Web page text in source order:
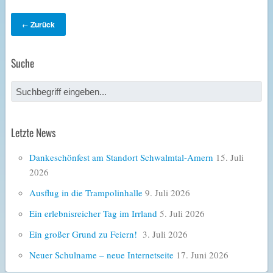
← Zurück
Suche
Letzte News
Dankeschönfest am Standort Schwalmtal-Amern 15. Juli
2026
Ausflug in die Trampolinhalle 9. Juli 2026
Ein erlebnisreicher Tag im Irrland 5. Juli 2026
Ein großer Grund zu Feiern! 3. Juli 2026
Neuer Schulname – neue Internetseite 17. Juni 2026